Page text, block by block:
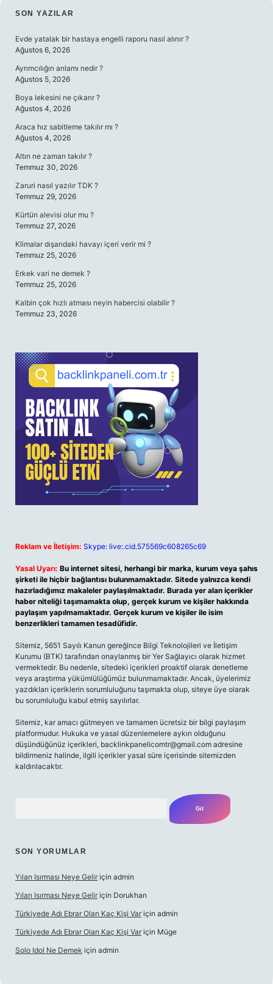
SIDEBAR
SON YAZILAR
Evde yatalak bir hastaya engelli raporu nasıl alınır ?
Ağustos 6, 2026
Ayrımcılığın anlamı nedir ?
Ağustos 5, 2026
Boya lekesini ne çıkarır ?
Ağustos 4, 2026
Araca hız sabitleme takılır mı ?
Ağustos 4, 2026
Altın ne zaman takılır ?
Temmuz 30, 2026
Zaruri nasıl yazılır TDK ?
Temmuz 29, 2026
Kürtün alevisi olur mu ?
Temmuz 27, 2026
Klimalar dışarıdaki havayı içeri verir mi ?
Temmuz 25, 2026
Erkek vari ne demek ?
Temmuz 25, 2026
Kalbin çok hızlı atması neyin habercisi olabilir ?
Temmuz 23, 2026
Reklam ve İletişim: Skype: live:.cid.575569c608265c69
Yasal Uyarı: Bu internet sitesi, herhangi bir marka, kurum veya şahıs
şirketi ile hiçbir bağlantısı bulunmamaktadır. Sitede yalnızca kendi
hazırladığımız makaleler paylaşılmaktadır. Burada yer alan içerikler
haber niteliği taşımamakta olup, gerçek kurum ve kişiler hakkında
paylaşım yapılmamaktadır. Gerçek kurum ve kişiler ile isim
benzerlikleri tamamen tesadüfidir.
Sitemiz, 5651 Sayılı Kanun gereğince Bilgi Teknolojileri ve İletişim
Kurumu (BTK) tarafından onaylanmış bir Yer Sağlayıcı olarak hizmet
vermektedir. Bu nedenle, sitedeki içerikleri proaktif olarak denetleme
veya araştırma yükümlülüğümüz bulunmamaktadır. Ancak, üyelerimiz
yazdıkları içeriklerin sorumluluğunu taşımakta olup, siteye üye olarak
bu sorumluluğu kabul etmiş sayılırlar.
Sitemiz, kar amacı gütmeyen ve tamamen ücretsiz bir bilgi paylaşım
platformudur. Hukuka ve yasal düzenlemelere aykırı olduğunu
düşündüğünüz içerikleri, backlinkpanelicomtr@gmail.com adresine
bildirmeniz halinde, ilgili içerikler yasal süre içerisinde sitemizden
kaldırılacaktır.
SON YORUMLAR
Yılan Isırması Neye Gelir için admin
Yılan Isırması Neye Gelir için Dorukhan
Türkiyede Adı Ebrar Olan Kaç Kişi Var için admin
Türkiyede Adı Ebrar Olan Kaç Kişi Var için Müge
Solo Idol Ne Demek için admin